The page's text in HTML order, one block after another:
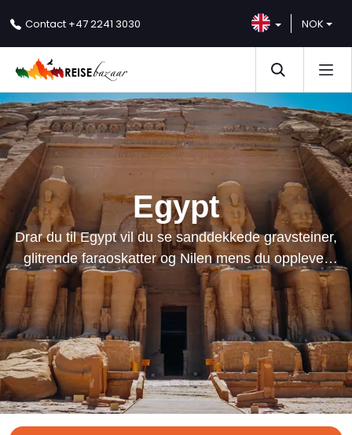
Contact +47 2241 3030 NOK
Egypt
Drar du til Egypt vil du se sanddekkede gravsteiner,
glitrende faraoskatter og Nilen mens du opplever
fullspekkede basarer og hyggelige mennesker